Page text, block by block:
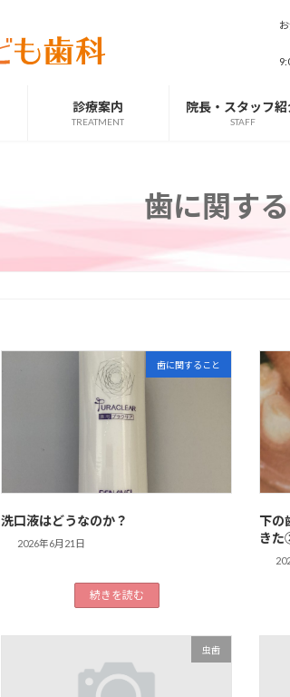
診療案内
TREATMENT
院長・スタッフ紹
STAFF
歯に関す
歯に関すること
洗口液はどうなのか？
2026年6月21日
続きを読む
下の
きた
虫歯